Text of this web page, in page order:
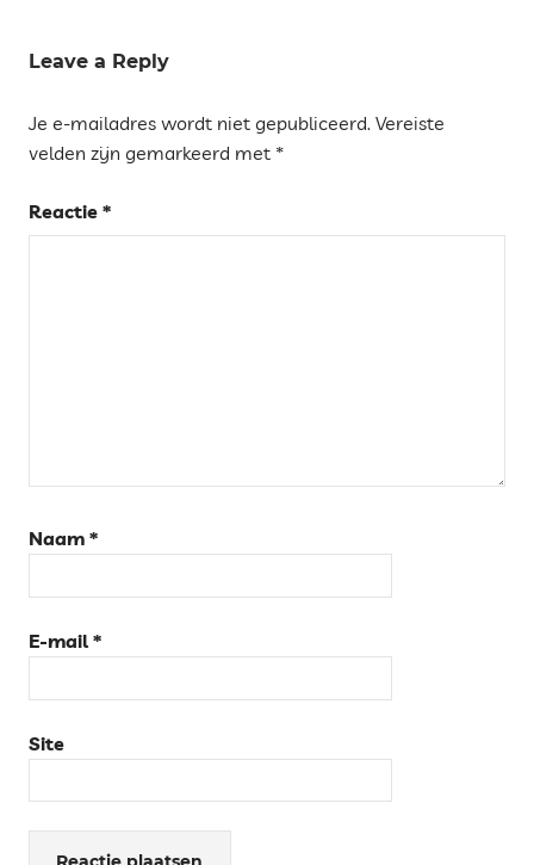
AUTHENTIEKE
BEZIENSWAARDIGHEDEN
TORTOSA
MUNICIPAL
Leave a Reply
Je e-mailadres wordt niet gepubliceerd. Vereiste
velden zijn gemarkeerd met *
Reactie *
Naam *
E-mail*
Site